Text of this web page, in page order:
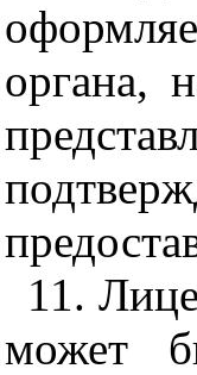
органа,
11.
может